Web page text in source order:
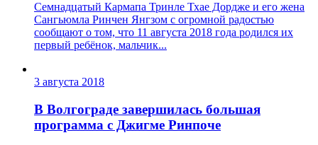
Семнадцатый Кармапа Тринле Тхае Дордже и его жена
Сангьюмла Ринчен Янгзом с огромной радостью
сообщают о том, что 11 августа 2018 года родился их
первый ребёнок, мальчик...
3 августа 2018
В Волгограде завершилась большая
программа с Джигме Ринпоче